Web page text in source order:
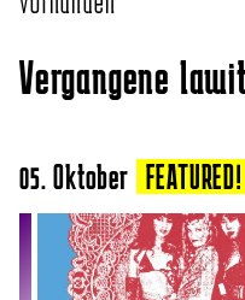
Vergangene
05. Oktober FEATURED!